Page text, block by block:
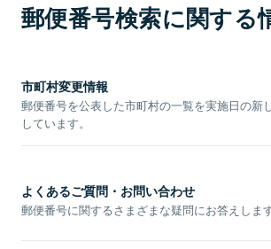
郵便番号検索に関する
市町村変更情報
郵便番号を公表した市町村の一覧を実施日の新
しています。
よくあるご質問・お問い合わせ
郵便番号に関するさまざまな疑問にお答えします